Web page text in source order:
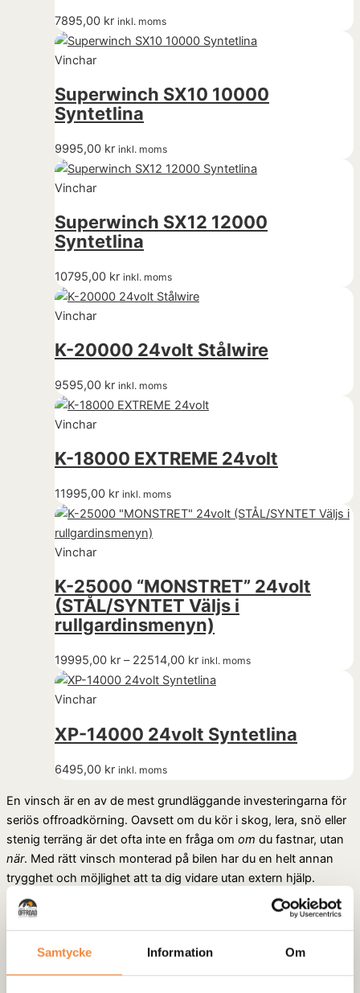
Samtycke Information Om
7895,00 kr inkl. moms
Vinchar
Superwinch SX10 10000
Syntetlina
9995,00 kr inkl. moms
Vinchar
Superwinch SX12 12000
Syntetlina
10795,00 kr inkl. moms
Vinchar
K-20000 24volt Stålwire
9595,00 kr inkl. moms
Vinchar
K-18000 EXTREME 24volt
11995,00 kr inkl. moms
Vinchar
K-25000 “MONSTRET” 24volt
(STÅL/SYNTET Väljs i
rullgardinsmenyn)
19995,00 kr – 22514,00 kr inkl. moms
Vinchar
XP-14000 24volt Syntetlina
6495,00 kr inkl. moms
En vinsch är en av de mest grundläggande investeringarna för
seriös offroadkörning. Oavsett om du kör i skog, lera, snö eller
stenig terräng är det ofta inte en fråga om om du fastnar, utan
när. Med rätt vinsch monterad på bilen har du en helt annan
trygghet och möjlighet att ta dig vidare utan extern hjälp.
I den här kategorin hittar du vinchar och vinchtillbehör som är
anpassade för 4x4, terrängkörning och arbetsfordon.
Sortimentet täcker allt från kraftiga elvinchar för montering på
stötfångare till tillbehör som gör användningen både säkrare